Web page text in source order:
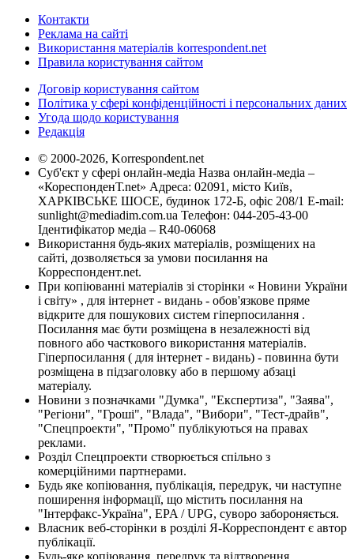
Контакти
Реклама на сайті
Використання матеріалів korrespondent.net
Правила користування сайтом
Договір користування сайтом
Політика у сфері конфіденційності і персональних даних
Угода щодо користування
Редакція
© 2000-2026, Korrespondent.net
Суб'єкт у сфері онлайн-медіа Назва онлайн-медіа –
«КореспонденТ.net» Адреса: 02091, місто Київ,
ХАРКІВСЬКЕ ШОСЕ, будинок 172-Б, офіс 208/1 E-mail:
sunlight@mediadim.com.ua Телефон: 044-205-43-00
Ідентифікатор медіа – R40-06068
Використання будь-яких матеріалів, розміщених на
сайті, дозволяється за умови посилання на
Корреспондент.net.
При копіюванні матеріалів зі сторінки « Новини України
і світу» , для інтернет - видань - обов'язкове пряме
відкрите для пошукових систем гіперпосилання .
Посилання має бути розміщена в незалежності від
повного або часткового використання матеріалів.
Гіперпосилання ( для інтернет - видань) - повинна бути
розміщена в підзаголовку або в першому абзаці
матеріалу.
Новини з позначками "Думка", "Експертиза", "Заява",
"Регіони", "Гроші", "Влада", "Вибори", "Тест-драйв",
"Спецпроекти", "Промо" публікуються на правах
реклами.
Розділ Спецпроекти створюється спільно з
комерційними партнерами.
Будь яке копіювання, публікація, передрук, чи наступне
поширення інформації, що містить посилання на
"Інтерфакс-Україна", EPA / UPG, суворо забороняється.
Власник веб-сторінки в розділі Я-Корреспондент є автор
публікації.
Будь-яке копіювання, передрук та відтворення